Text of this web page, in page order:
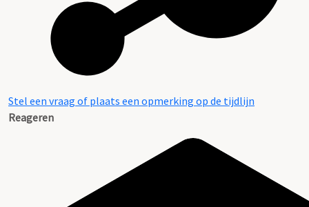
Stel een vraag of plaats een opmerking op de tijdlijn
Reageren